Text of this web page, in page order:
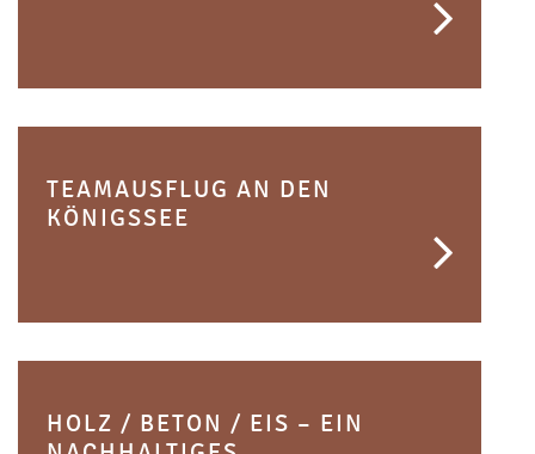
TEAMAUSFLUG AN DEN
KÖNIGSSEE
HOLZ / BETON / EIS – EIN